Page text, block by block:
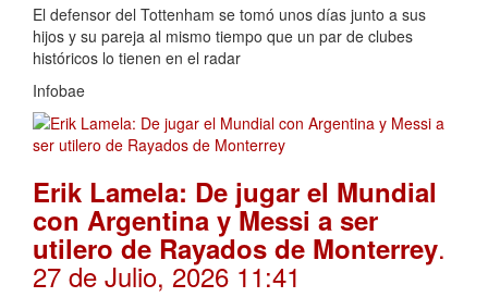
El defensor del Tottenham se tomó unos días junto a sus
hijos y su pareja al mismo tiempo que un par de clubes
históricos lo tienen en el radar
Infobae
Erik Lamela: De jugar el Mundial
con Argentina y Messi a ser
utilero de Rayados de Monterrey.
27 de Julio, 2026 11:41